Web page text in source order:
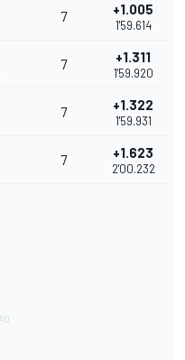
7 +1.005
1'59.614
7 +1.311
1'59.920
7 +1.322
1'59.931
7 +1.623
2'00.232